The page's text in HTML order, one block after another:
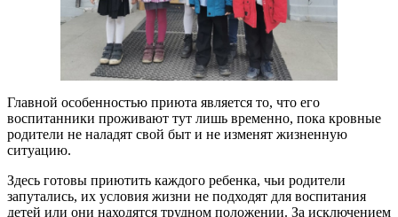
Главной особенностью приюта является то, что его
воспитанники проживают тут лишь временно, пока кровные
родители не наладят свой быт и не изменят жизненную
ситуацию.
Здесь готовы приютить каждого ребенка, чьи родители
запутались, их условия жизни не подходят для воспитания
детей или они находятся трудном положении. За исключением